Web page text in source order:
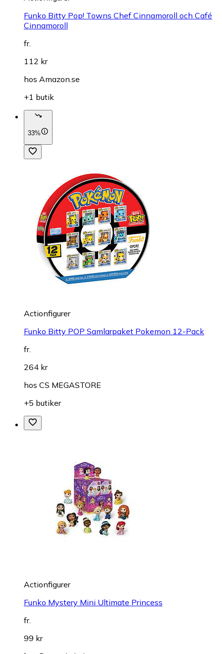
Funko Bitty Pop! Towns Chef Cinnamoroll och Café
Cinnamoroll
fr.
112 kr
hos Amazon.se
+1 butik
33%
Actionfigurer
Funko Bitty POP Samlarpaket Pokemon 12-Pack
fr.
264 kr
hos CS MEGASTORE
+5 butiker
Actionfigurer
Funko Mystery Mini Ultimate Princess
fr.
99 kr